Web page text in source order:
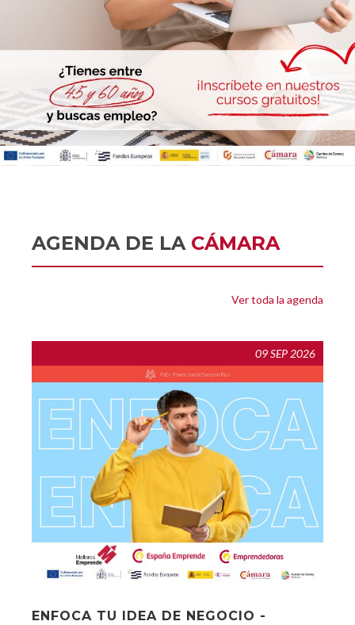
AGENDA DE LA CÁMARA
Ver toda la agenda
09 SEP 2026
ENFOCA TU IDEA DE NEGOCIO -